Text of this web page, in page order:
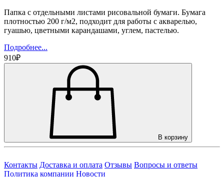
Папка с отдельными листами рисовальной бумаги. Бумага
плотностью 200 г/м2, подходит для работы с акварелью,
гуашью, цветными карандашами, углем, пастелью.
Подробнее...
910₽
В корзину
Контакты Доставка и оплата Отзывы Вопросы и ответы
Политика компании Новости